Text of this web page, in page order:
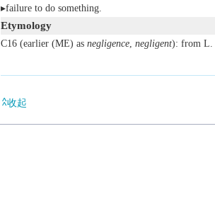
▸failure to do something.
Etymology
C16 (earlier (ME) as negligence, negligent): from L.
收起